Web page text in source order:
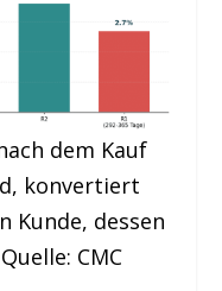
dem Kauf
konvertiert
Kunde, dessen
CMC